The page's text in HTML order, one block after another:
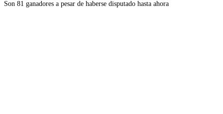
Son 81 ganadores a pesar de haberse disputado hasta ahora